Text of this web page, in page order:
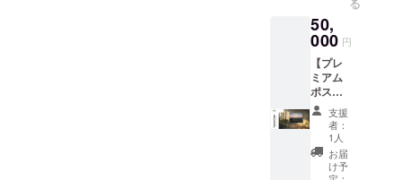
につい
ては、
応募完
了後担
当者か
らメー
ルでご
連絡し
ます ※
動画ク
レジッ
定日は
目安で
あり前
後する
場合が
ありま
す
です。
・掲載
期間：
2025年
8月中旬
に掲載
開始、
プロ
ジェク
ト終了
まで掲
です。
本当に
ありが
とうご
ざいま
す！ あ
なたの
想いを
しっか
り背
負っ
50,
000 円
【プレ
ミアム
ポス
ター/B2
】
TAKEが
旅中で
撮影し
支援
者：
1人
お届
け予